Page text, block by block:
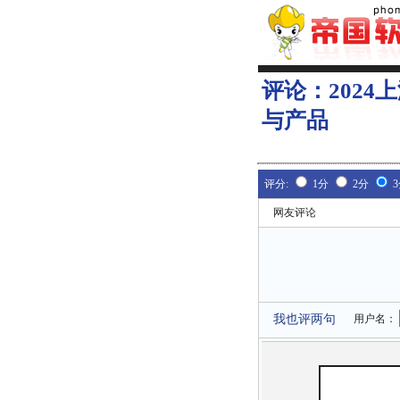
评论： 2024
与产品
评分: 1分 2分
网友评论
我也评两句 用户名：